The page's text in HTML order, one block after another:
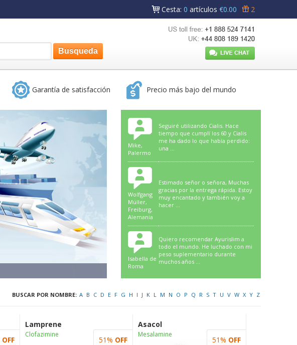
Cesta: 0 artículos €0.00 2
Garantía de satisfacción Precio más bajo del mundo
Mike,
Palermo
Seguiré utilizando Cialis. Hace
tiempo que cumplí los 60 y Cialis
me ha dado lo que había perdido:
una ...
Wolfgang
Müller,
Freiburg,
Alemania
Estimado señor o señora, Muchas
gracias por la entrega rápida. Estoy
muy encantado y también voy a
hacer ...
Isabella de
Roma
Quiero recomendar Ayurislim a
todo el mundo. He luchado con mi
peso suplementario durante
muchos años ...
BUSCAR POR NOMBRE: A B C D E F G H I J K L M N O P Q R S T U V W X Y Z
OFF
Lamprene
Clofazimine
51% OFF
Asacol
Mesalamine
51% OFF